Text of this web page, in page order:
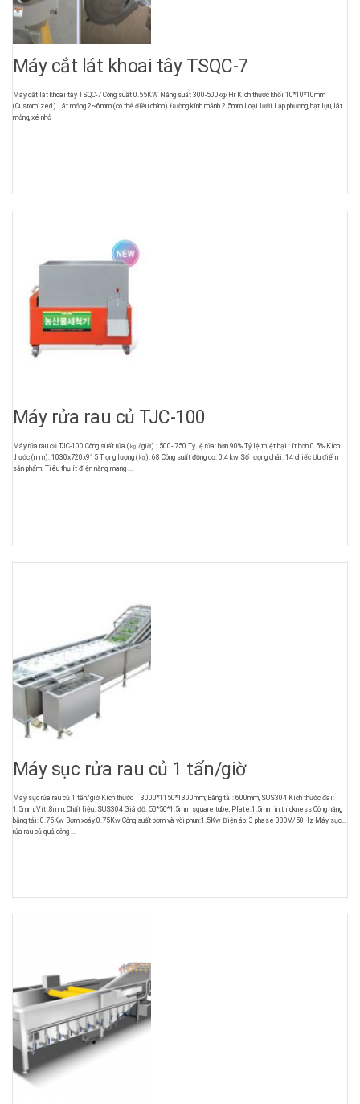
Máy cắt lát khoai tây TSQC-7
Máy cắt lát khoai tây TSQC-7 Công suất 0.55KW Năng suất 300-500kg/Hr Kích thước khối 10*10*10mm
(Customized) Lát mỏng 2~6mm (có thể điều chỉnh) Đường kính mảnh 2.5mm Loại lưỡi Lập phương, hạt lựu, lát
mỏng, xé nhỏ
Máy rửa rau củ TJC-100
Máy rửa rau củ TJC-100 Công suất rửa (㎏ /giờ) : 500- 750 Tỷ lệ rửa: hơn 90% Tỷ lệ thiệt hại : ít hơn 0.5% Kích
thước (mm): 1030x720x915 Trọng lượng (㎏): 68 Công suất động cơ: 0.4 kw Số lượng chải: 14 chiếc Ưu điểm
sản phẩm: Tiêu thụ ít điện năng, mang ...
Máy sục rửa rau củ 1 tấn/giờ
Máy sục rửa rau củ 1 tấn/giờ Kích thước：3000*1150*1300mm; Băng tải: 600mm, SUS304 Kích thước đai:
1.5mm, Vít :8mm, Chất liệu: SUS304 Giá đỡ: 50*50*1.5mm square tube, Plate:1.5mm in thickness Công năng
băng tải: 0.75Kw Bơm xoáy:0.75Kw Công suất bơm và vòi phun:1.5Kw Điện áp: 3 phase 380V/50Hz Máy sục
rửa rau củ quả công ...